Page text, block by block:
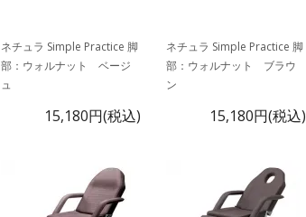
ネチュラ Simple Practice 脚
部：ウォルナット ベージ
ュ
15,180円(税込)
ネチュラ Simple Practice 脚
部：ウォルナット ブラウ
ン
15,180円(税込)